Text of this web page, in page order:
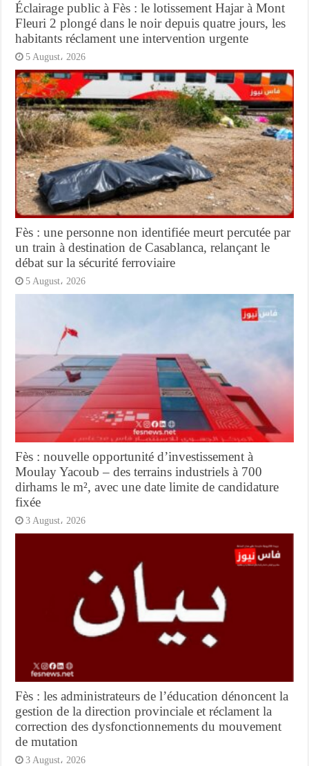
Éclairage public à Fès : le lotissement Hajar à Mont
Fleuri 2 plongé dans le noir depuis quatre jours, les
habitants réclament une intervention urgente
5 August، 2026
Fès : une personne non identifiée meurt percutée par
un train à destination de Casablanca, relançant le
débat sur la sécurité ferroviaire
5 August، 2026
Fès : nouvelle opportunité d’investissement à
Moulay Yacoub – des terrains industriels à 700
dirhams le m², avec une date limite de candidature
fixée
3 August، 2026
Fès : les administrateurs de l’éducation dénoncent la
gestion de la direction provinciale et réclament la
correction des dysfonctionnements du mouvement
de mutation
3 August، 2026